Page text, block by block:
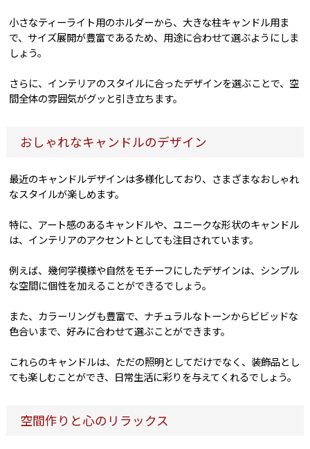
小さなティーライト用のホルダーから、大きな柱キャンドル用ま
で、サイズ展開が豊富であるため、用途に合わせて選ぶようにしま
しょう。
さらに、インテリアのスタイルに合ったデザインを選ぶことで、空
間全体の雰囲気がグッと引き立ちます。
おしゃれなキャンドルのデザイン
最近のキャンドルデザインは多様化しており、さまざまなおしゃれ
なスタイルが楽しめます。
特に、アート感のあるキャンドルや、ユニークな形状のキャンドル
は、インテリアのアクセントとしても注目されています。
例えば、幾何学模様や自然をモチーフにしたデザインは、シンプル
な空間に個性を加えることができるでしょう。
また、カラーリングも豊富で、ナチュラルなトーンからビビッドな
色合いまで、好みに合わせて選ぶことができます。
これらのキャンドルは、ただの照明としてだけでなく、装飾品とし
ても楽しむことができ、日常生活に彩りを与えてくれるでしょう。
空間作りと心のリラックス